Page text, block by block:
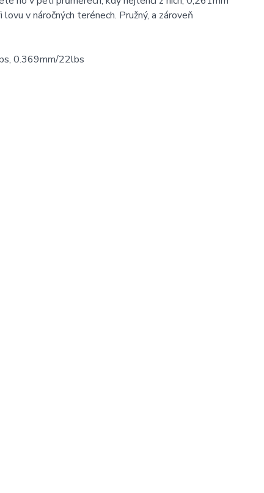
v náročných terénech. Pružný, a zároveň
0.369mm/22lbs